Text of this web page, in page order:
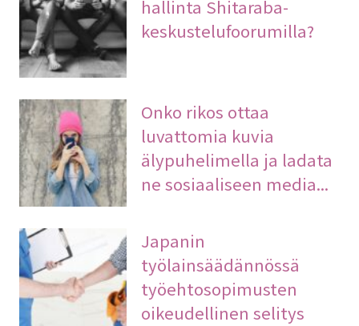
hallinta Shitaraba-
keskustelufoorumilla?
Onko rikos ottaa
luvattomia kuvia
älypuhelimella ja ladata
ne sosiaaliseen media...
Japanin
työlainsäädännössä
työehtosopimusten
oikeudellinen selitys